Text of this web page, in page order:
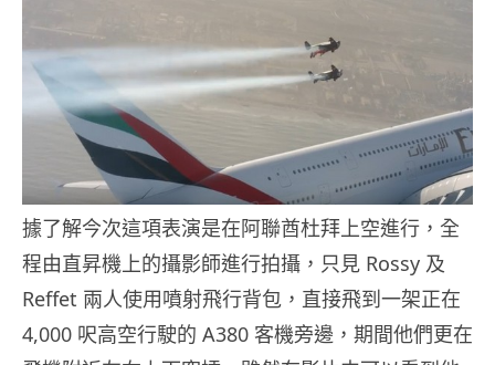
據了解今次這項表演是在阿聯酋杜拜上空進行，全
程由直昇機上的攝影師進行拍攝，只見 Rossy 及
Reffet 兩人使用噴射飛行背包，直接飛到一架正在
4,000 呎高空行駛的 A380 客機旁邊，期間他們更在